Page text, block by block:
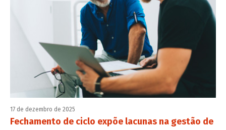
17 de dezembro de 2025
Fechamento de ciclo expõe lacunas na gestão de